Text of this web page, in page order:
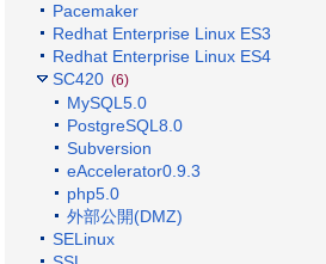
Pacemaker
Redhat Enterprise Linux ES3
Redhat Enterprise Linux ES4
SC420 (6)
MySQL5.0
PostgreSQL8.0
Subversion
eAccelerator0.9.3
php5.0
外部公開(DMZ)
SELinux